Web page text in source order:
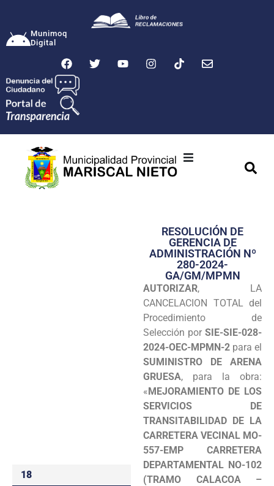
Munimoq
Digital
Transparencia
Seguridad
Programas
Intranet
18
RESOLUCIÓN DE
GERENCIA DE
ADMINISTRACIÓN Nº
280-2024-
GA/GM/MPMN
AUTORIZAR, LA
CANCELACION TOTAL del
Procedimiento de
Selección por SIE-SIE-028-
2024-OEC-MPMN-2 para el
SUMINISTRO DE ARENA
GRUESA, para la obra:
«MEJORAMIENTO DE LOS
SERVICIOS DE
TRANSITABILIDAD DE LA
CARRETERA VECINAL MO-
557-EMP CARRETERA
DEPARTAMENTAL NO-102
(TRAMO CALACOA –